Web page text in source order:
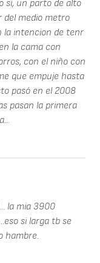
si, un parto de alto
del medio metro
la intencion de tenr
la cama con
con el niño con
que empuje hasta
pasó en el 2008
pasan la primera
la mia 3900
si larga tb se
hambre.